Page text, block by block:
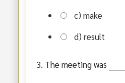
c) make
d) result
3. The meeting was